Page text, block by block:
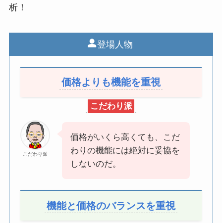
析！
登場人物
価格よりも機能を重視
こだわり派
こだわり派
価格がいくら高くても、こだ
わりの機能には絶対に妥協を
しないのだ。
機能と価格のバランスを重視